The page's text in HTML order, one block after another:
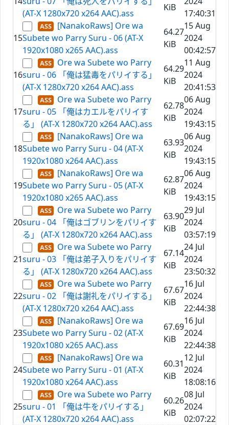
(AT-X 1280x720 x264 AAC).ass
KiB
17:40:31
15
[NanakoRaws] Ore wa
Subete wo Parry Suru - 06 (AT-X
1920x1080 x265 AAC).ass
64.27
KiB
15 Aug
2024
00:42:57
16
Ore wa Subete wo Parry
suru - 06 「俺は猛毒をパリイする」
(AT-X 1280x720 x264 AAC).ass
64.29
KiB
11 Aug
2024
20:41:53
17
Ore wa Subete wo Parry
suru - 05 「俺はカエルをパリイす
る」 (AT-X 1280x720 x264 AAC).ass
62.78
KiB
06 Aug
2024
19:43:15
18
[NanakoRaws] Ore wa
Subete wo Parry Suru - 04 (AT-X
1920x1080 x264 AAC).ass
63.93
KiB
06 Aug
2024
19:43:15
19
[NanakoRaws] Ore wa
Subete wo Parry Suru - 05 (AT-X
1920x1080 x265 AAC).ass
62.87
KiB
06 Aug
2024
19:43:15
20
Ore wa Subete wo Parry
suru - 04 「俺はゴブリンをパリイす
る」 (AT-X 1280x720 x264 AAC).ass
63.90
KiB
29 Jul
2024
03:57:19
21
Ore wa Subete wo Parry
suru - 03 「俺は弟子入りをパリイす
る」 (AT-X 1280x720 x264 AAC).ass
67.14
KiB
24 Jul
2024
23:50:32
22
Ore wa Subete wo Parry
suru - 02 「俺は謝礼をパリイする」
(AT-X 1280x720 x264 AAC).ass
67.67
KiB
16 Jul
2024
22:44:38
23
[NanakoRaws] Ore wa
Subete wo Parry Suru - 02 (AT-X
1920x1080 x265 AAC).ass
67.69
KiB
16 Jul
2024
22:44:38
24
[NanakoRaws] Ore wa
Subete wo Parry Suru - 01 (AT-X
1920x1080 x264 AAC).ass
60.31
KiB
12 Jul
2024
18:08:16
25
Ore wa Subete wo Parry
suru - 01 「俺は牛をパリイする」
(AT-X 1280x720 x264 AAC).ass
60.26
KiB
08 Jul
2024
02:07:22